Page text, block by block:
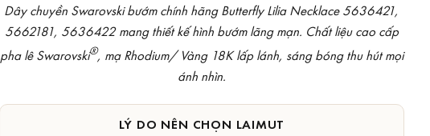
Dây chuyền Swarovski bướm chính hãng Butterfly Lilia Necklace 5636421,
5662181, 5636422 mang thiết kế hình bướm lãng mạn. Chất liệu cao cấp
pha lê Swarovski®, mạ Rhodium/ Vàng 18K lấp lánh, sáng bóng thu hút mọi
ánh nhìn.
LÝ DO NÊN CHỌN LAIMUT